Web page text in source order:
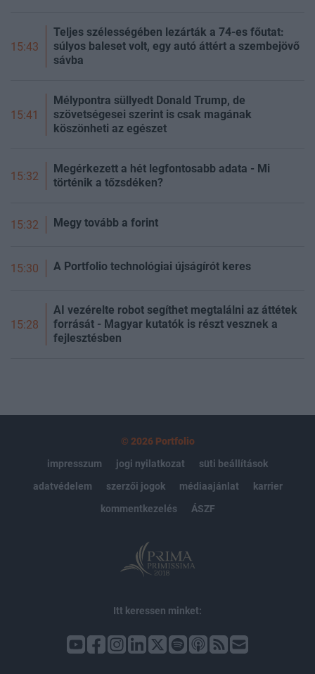
15:43
Teljes szélességében lezárták a 74-es főutat:
súlyos baleset volt, egy autó áttért a szembejövő
sávba
15:41
Mélypontra süllyedt Donald Trump, de
szövetségesei szerint is csak magának
köszönheti az egészet
15:32
Megérkezett a hét legfontosabb adata - Mi
történik a tőzsdéken?
15:32 Megy tovább a forint
15:30 A Portfolio technológiai újságírót keres
15:28
AI vezérelte robot segíthet megtalálni az áttétek
forrását - Magyar kutatók is részt vesznek a
fejlesztésben
© 2026 Portfolio
impresszum
jogi nyilatkozat
süti beállítások
adatvédelem
szerzői jogok médiaajánlat
karrier
kommentkezelés
ÁSZF
Itt keressen minket: